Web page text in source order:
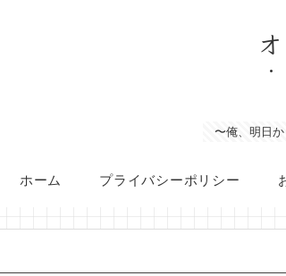
〜俺、明日
ホーム プライバシーポリシー